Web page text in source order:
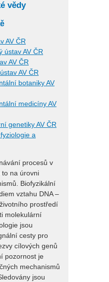
vědy
AV ČR
ústav AV ČR
AV ČR
AV ČR
botaniky AV
medicíny AV
genetiky AV ČR
a
procesů v
to na úrovni
Biofyzikální
vztahu DNA –
prostředí
molekulární
jsou
cesty pro
cílových genů
pozornost je
mechanismů
jsou